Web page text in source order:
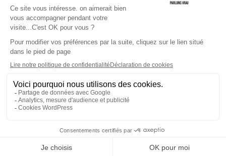
L'application Iphone / Android
Téléchargez l'application
Les cookies
Gestion des cookies
Crédit photos : ©Sud Radio / Pierre Olivier
Brigitte Lahaie
Brigitte Lahaie Sud Radio
Animateur
Vous écoutez Sud Radio